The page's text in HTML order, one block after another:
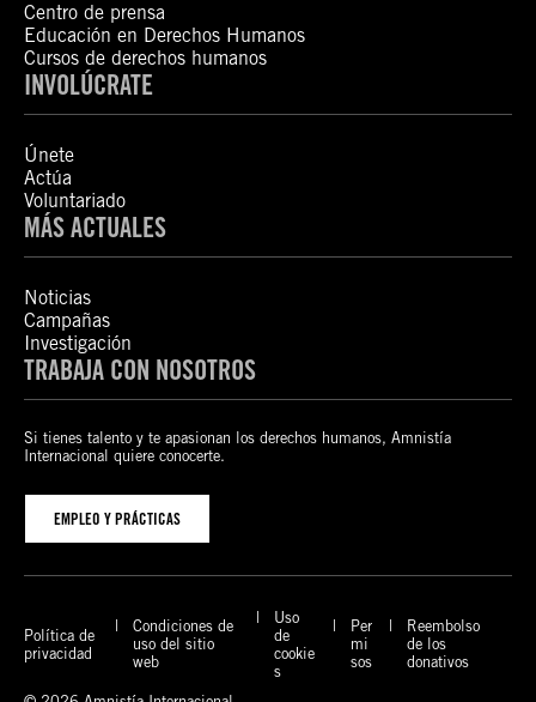
Centro de prensa
Educación en Derechos Humanos
Cursos de derechos humanos
INVOLÚCRATE
Únete
Actúa
Voluntariado
MÁS ACTUALES
Noticias
Campañas
Investigación
TRABAJA CON NOSOTROS
Si tienes talento y te apasionan los derechos humanos, Amnistía
Internacional quiere conocerte.
EMPLEO Y PRÁCTICAS
Política de
privacidad
Condiciones de
uso del sitio
web
Uso
de
cookie
s
Per
mi
sos
Reembolso
de los
donativos